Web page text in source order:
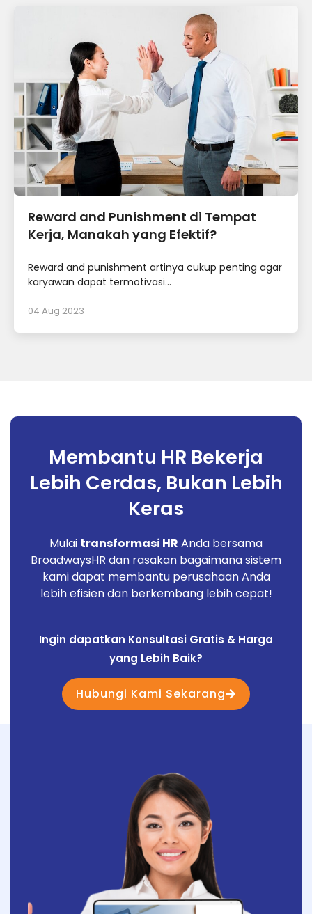
Reward and Punishment di Tempat
Kerja, Manakah yang Efektif?
Reward and punishment artinya cukup penting agar
karyawan dapat termotivasi...
04 Aug 2023
Membantu HR Bekerja
Lebih Cerdas, Bukan Lebih
Keras
Mulai transformasi HR Anda bersama
BroadwaysHR dan rasakan bagaimana sistem
kami dapat membantu perusahaan Anda
lebih efisien dan berkembang lebih cepat!
Ingin dapatkan Konsultasi Gratis & Harga
yang Lebih Baik?
Hubungi Kami Sekarang